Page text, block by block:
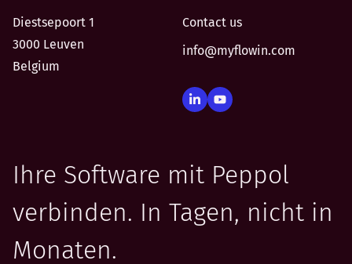
Diestsepoort 1
3000 Leuven
Belgium
Contact us
info@myflowin.com
Ihre Software mit Peppol
verbinden. In Tagen, nicht in
Monaten.